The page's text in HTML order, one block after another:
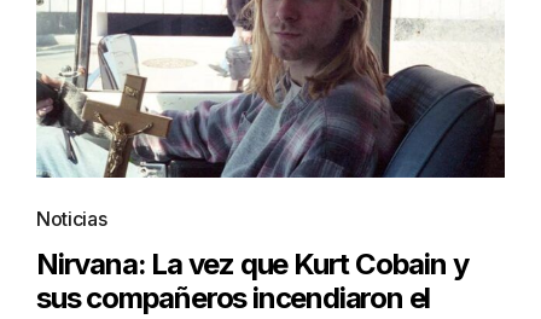
Noticias
Nirvana: La vez que Kurt Cobain y
sus compañeros incendiaron el